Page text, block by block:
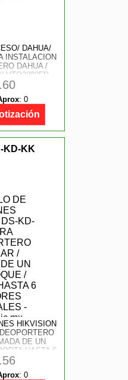
DAHUA/
INSTALACION
DAHUA /
VTO2202FP
: 0
KD-KK
HIKVISION
DE UN
HASTA 6
: 0